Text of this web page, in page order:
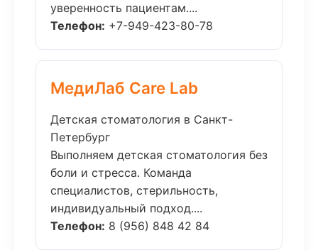
уверенность пациентам....
Телефон: +7-949-423-80-78
МедиЛаб Care Lab
Детская стоматология в Санкт-
Петербург
Выполняем детская стоматология без
боли и стресса. Команда
специалистов, стерильность,
индивидуальный подход....
Телефон: 8 (956) 848 42 84